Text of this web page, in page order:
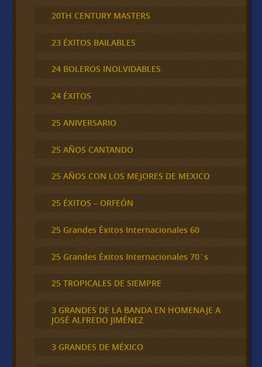
20TH CENTURY MASTERS
23 ÉXITOS BAILABLES
24 BOLEROS INOLVIDABLES
24 ÉXITOS
25 ANIVERSARIO
25 AÑOS CANTANDO
25 AÑOS CON LOS MEJORES DE MEXICO
25 ÉXITOS – ORFEÓN
25 Grandes Éxitos Internacionales 60
25 Grandes Éxitos Internacionales 70´s
25 TROPICALES DE SIEMPRE
3 GRANDES DE LA BANDA EN HOMENAJE A
JOSÉ ALFREDO JIMÉNEZ
3 GRANDES DE MÉXICO